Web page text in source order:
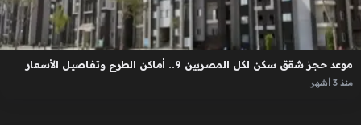
موعد حجز شقق سكن لكل المصريين 9.. أماكن الطرح وتفاصيل الأسعار
منذ 3 أشهر